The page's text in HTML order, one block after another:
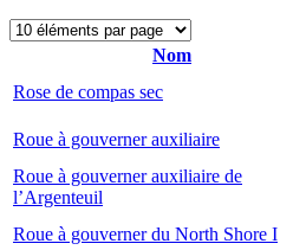
Nom
Rose de compas sec
Roue à gouverner auxiliaire
Roue à gouverner auxiliaire de
l’Argenteuil
Roue à gouverner du North Shore I